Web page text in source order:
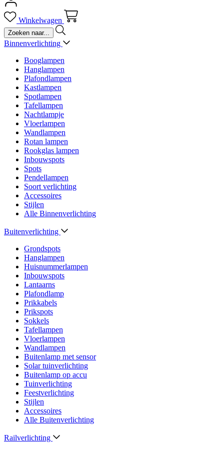
Winkelwagen
Binnenverlichting
Booglampen
Hanglampen
Plafondlampen
Kastlampen
Spotlampen
Tafellampen
Nachtlampje
Vloerlampen
Wandlampen
Rotan lampen
Rookglas lampen
Inbouwspots
Spots
Pendellampen
Soort verlichting
Accessoires
Stijlen
Alle Binnenverlichting
Buitenverlichting
Grondspots
Hanglampen
Huisnummerlampen
Inbouwspots
Lantaarns
Plafondlamp
Prikkabels
Prikspots
Sokkels
Tafellampen
Vloerlampen
Wandlampen
Buitenlamp met sensor
Solar tuinverlichting
Buitenlamp op accu
Tuinverlichting
Feestverlichting
Stijlen
Accessoires
Alle Buitenverlichting
Railverlichting